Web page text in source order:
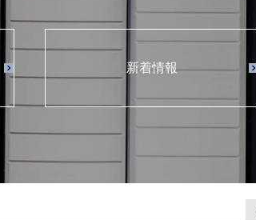
新着情報